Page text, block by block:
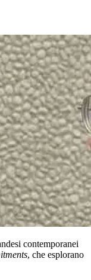
contemporanei
, che esplorano